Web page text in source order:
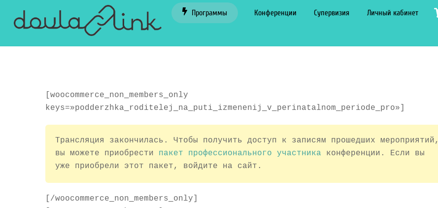
content
Программы Конференции Супервизия Личный кабинет
[woocommerce_non_members_only
keys=»podderzhka_roditelej_na_puti_izmenenij_v_perinatalnom_periode_pro»]
Трансляция закончилась. Чтобы получить доступ к записям прошедших мероприятий,
вы можете приобрести
пакет профессионального участника конференции. Если вы
уже приобрели этот пакет, войдите на сайт.
[/woocommerce_non_members_only]